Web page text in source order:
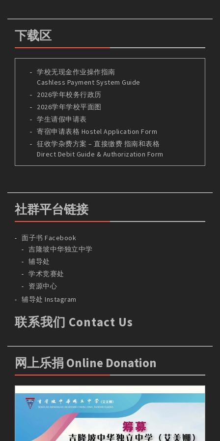
下载区
学校无现金作业操作指南
Cashless Payment System Guide
2026学年校务行政历
2026学年学校平面图
学生请假申请表
寄宿申请表格 Hostel Application Form
征收学杂费方案 – 直接缴费 指南和表格
Direct Debit Guide & Authorization Form
社群平台链接
面子书 Facebook
吉隆坡中华独立中学
辅导处
学术竞赛处
资源中心
辅导处 Instagram
联系我们 Contact Us
网上乐捐 Online Donation